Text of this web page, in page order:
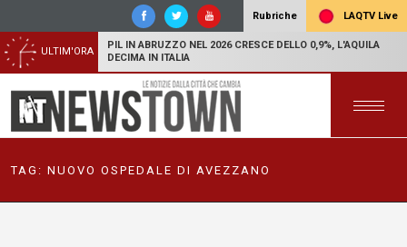
Rubriche LAQTV Live
ULTIM'ORA
PIL IN ABRUZZO NEL 2026 CRESCE DELLO 0,9%, L'AQUILA
DECIMA IN ITALIA
TAG: NUOVO OSPEDALE DI AVEZZANO